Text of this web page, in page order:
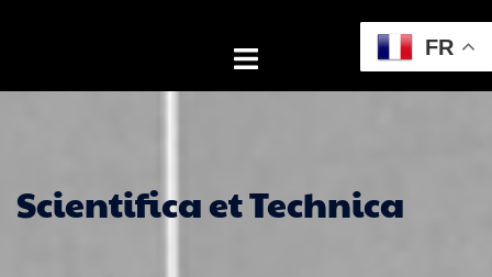
Ouvrir/fermer
Scientifica et Technica
FR